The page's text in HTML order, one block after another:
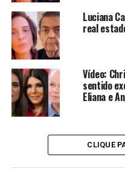
dele em todos os
sempre esteve presente,
profissional do Faustão”
Ao final, o comunicador
apresentador.
“Ele
admirado por milhões,
buscar holofotes e
carisma e generosidade”,
Luciana
real
Vídeo:
sentido
Eliana e
CLIQUE